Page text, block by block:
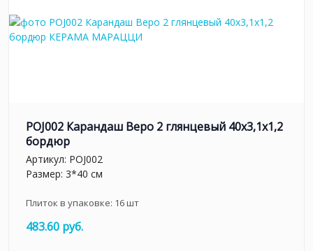
POJ002 Карандаш Веро 2 глянцевый 40x3,1x1,2
бордюр
Артикул: POJ002
Размер: 3*40 см
Плиток в упаковке: 16шт
483.60 руб.